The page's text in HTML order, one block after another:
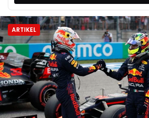
ARTIKEL